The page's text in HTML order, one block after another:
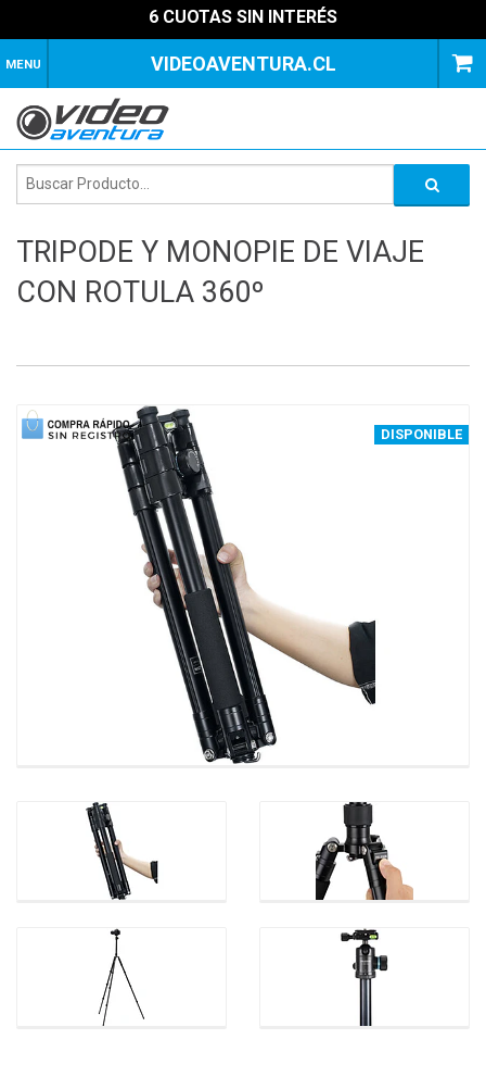
6 CUOTAS SIN INTERÉS
MENU VIDEOAVENTURA.CL
TRIPODE Y MONOPIE DE VIAJE
CON ROTULA 360º
DISPONIBLE
1 of 4